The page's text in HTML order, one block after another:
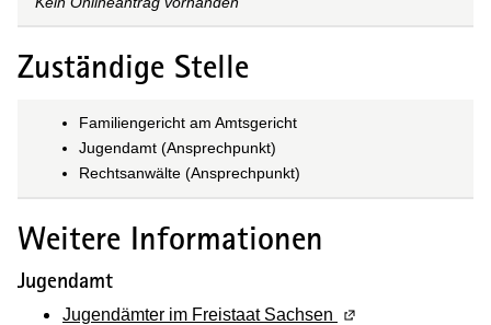
Zuständige Stelle
Familiengericht am Amtsgericht
Jugendamt (Ansprechpunkt)
Rechtsanwälte (Ansprechpunkt)
Weitere Informationen
Jugendamt
Jugendämter im Freistaat Sachsen (Wird in einem